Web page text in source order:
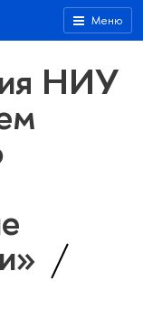
Меню
НИУ